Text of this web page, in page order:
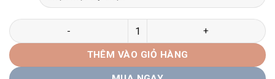
Gọng kính tròn KadenzA 70093 Hàng chính hãng số lượng
THÊM VÀO GIỎ HÀNG